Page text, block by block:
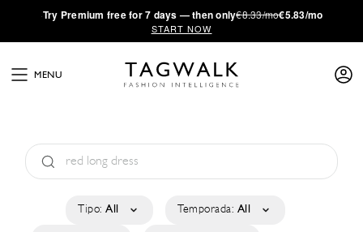
·Try Premium free for 7 days — then only€8.33/mo€5.83/mo
START NOW
MENU
Tipo: All Temporada: All